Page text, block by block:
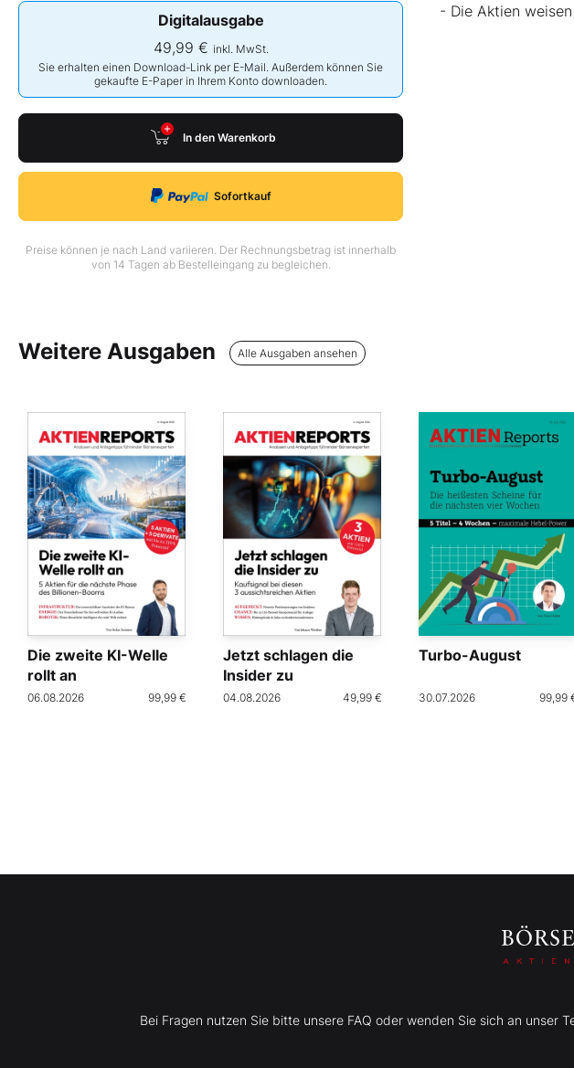
Digitalausgabe
49,99 € inkl. MwSt.
Sie erhalten einen Download-Link per E-Mail. Außerdem können Sie
gekaufte E-Paper in Ihrem Konto downloaden.
In den Warenkorb
Sofortkauf
Preise können je nach Land variieren. Der Rechnungsbetrag ist innerhalb
von 14 Tagen ab Bestelleingang zu begleichen.
- Die Aktien
Weitere Ausgaben Alle Ausgaben ansehen
Die zweite KI-Welle
rollt an
06.08.2026 99,99 €
Jetzt schlagen die
Insider zu
04.08.2026 49,99 €
Turbo-August
30.07.2026 99,99
Bei Fragen nutzen Sie bitte unsere FAQ oder wenden Sie sich an unser